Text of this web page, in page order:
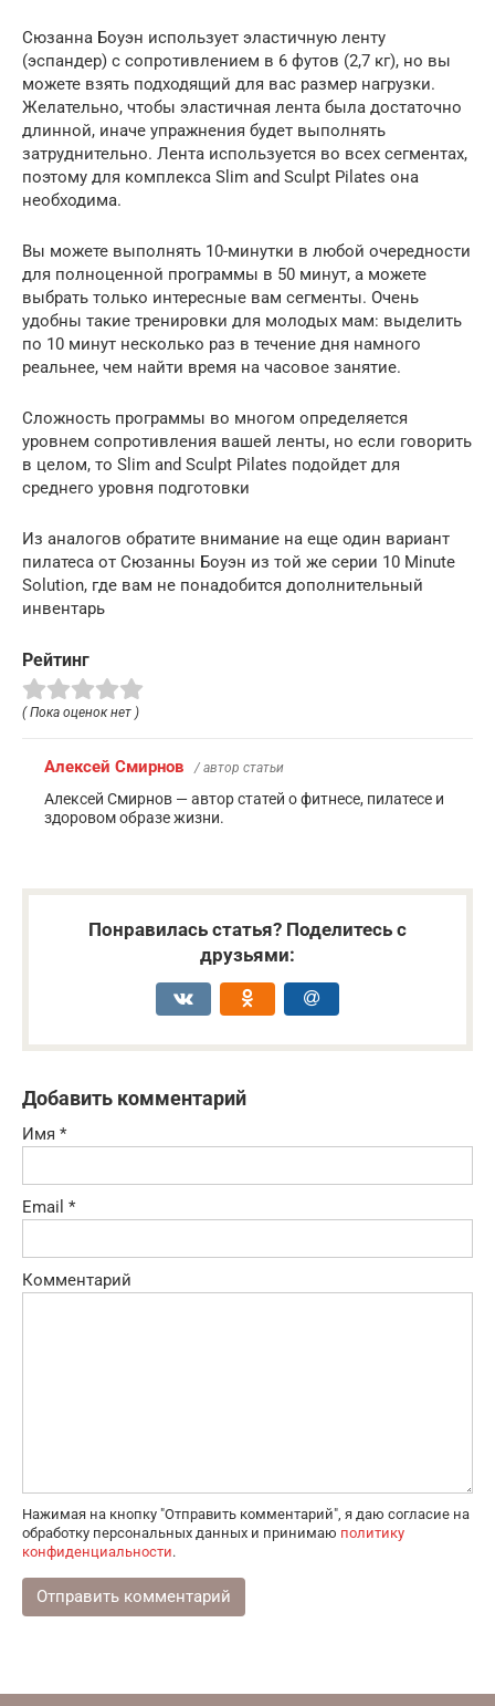
Сюзанна Боуэн использует эластичную ленту
(эспандер) с сопротивлением в 6 футов (2,7 кг), но вы
можете взять подходящий для вас размер нагрузки.
Желательно, чтобы эластичная лента была достаточно
длинной, иначе упражнения будет выполнять
затруднительно. Лента используется во всех сегментах,
поэтому для комплекса Slim and Sculpt Pilates она
необходима.
Вы можете выполнять 10-минутки в любой очередности
для полноценной программы в 50 минут, а можете
выбрать только интересные вам сегменты. Очень
удобны такие тренировки для молодых мам: выделить
по 10 минут несколько раз в течение дня намного
реальнее, чем найти время на часовое занятие.
Сложность программы во многом определяется
уровнем сопротивления вашей ленты, но если говорить
в целом, то Slim and Sculpt Pilates подойдет для
среднего уровня подготовки
Из аналогов обратите внимание на еще один вариант
пилатеса от Сюзанны Боуэн из той же серии 10 Minute
Solution, где вам не понадобится дополнительный
инвентарь
Рейтинг
( Пока оценок нет )
Алексей Смирнов / автор статьи
Алексей Смирнов — автор статей о фитнесе, пилатесе и
здоровом образе жизни.
Понравилась статья? Поделитесь с
друзьями:
Добавить комментарий
Имя *
Email *
Комментарий
Нажимая на кнопку "Отправить комментарий", я даю согласие на
обработку персональных данных и принимаю политику
конфиденциальности.